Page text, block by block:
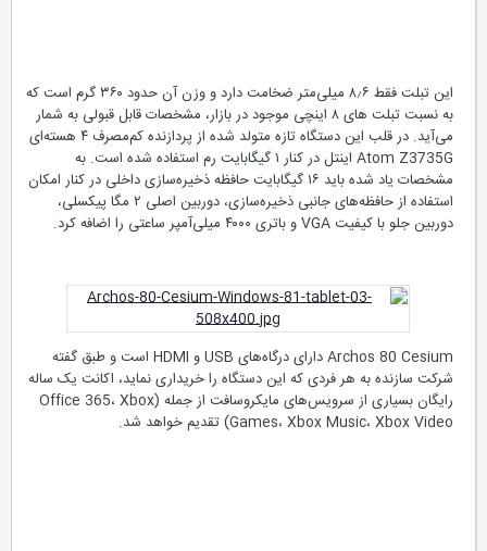
این تبلت فقط ۸٫۶ میلی‌متر ضخامت دارد و وزن آن حدود ۳۶۰ گرم است که
به نسبت تبلت های ۸ اینچی موجود در بازار، مشخصات قابل قبولی به شمار
می‌آید. در قلب این دستگاه تازه متولد شده از پردازنده کم‌مصرف ۴ هسته‌ای
Atom Z3735G اینتل در کنار ۱ گیگابایت رم استفاده شده است. به
مشخصات یاد شده باید ۱۶ گیگابایت حافظه ذخیره‌سازی داخلی در کنار امکان
استفاده از حافظه‌های جانبی ذخیره‌سازی، دوربین اصلی ۲ مگا پیکسلی،
دوربین جلو با کیفیت VGA و باتری ۴۰۰۰ میلی‌آمپر ساعتی را اضافه کرد.
Archos 80 Cesium دارای درگاه‌های USB و HDMI است و طبق گفته
شرکت سازنده به هر فردی که این دستگاه را خریداری نماید، اکانت یک ساله
رایگان بسیاری از سرویس‌های مایکروسافت از جمله (Office 365، Xbox
Games، Xbox Music، Xbox Video) تقدیم خواهد شد.